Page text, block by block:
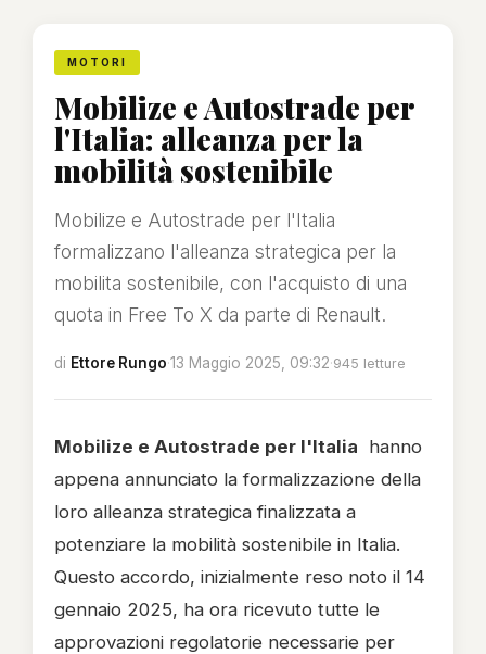
MOTORI
Mobilize e Autostrade per
l'Italia: alleanza per la
mobilità sostenibile
Mobilize e Autostrade per l'Italia
formalizzano l'alleanza strategica per la
mobilita sostenibile, con l'acquisto di una
quota in Free To X da parte di Renault.
di Ettore Rungo·13 Maggio 2025, 09:32·945 letture
Mobilize e Autostrade per l'Italia hanno
appena annunciato la formalizzazione della
loro alleanza strategica finalizzata a
potenziare la mobilità sostenibile in Italia.
Questo accordo, inizialmente reso noto il 14
gennaio 2025, ha ora ricevuto tutte le
approvazioni regolatorie necessarie per